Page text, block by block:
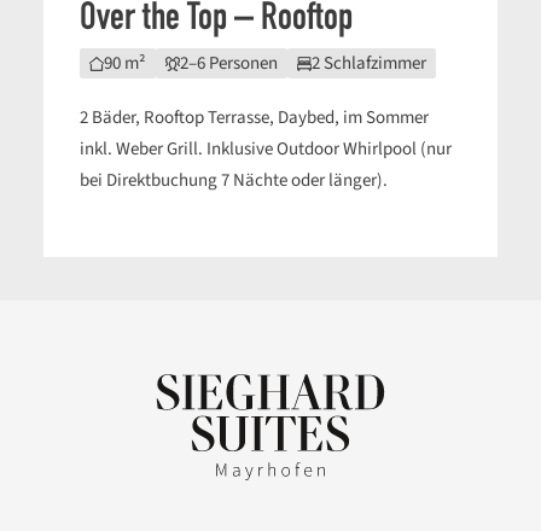
Over the Top – Rooftop
90 m² 2–6 Personen 2 Schlafzimmer
2 Bäder, Rooftop Terrasse, Daybed, im Sommer
inkl. Weber Grill. Inklusive Outdoor Whirlpool (nur
bei Direktbuchung 7 Nächte oder länger).